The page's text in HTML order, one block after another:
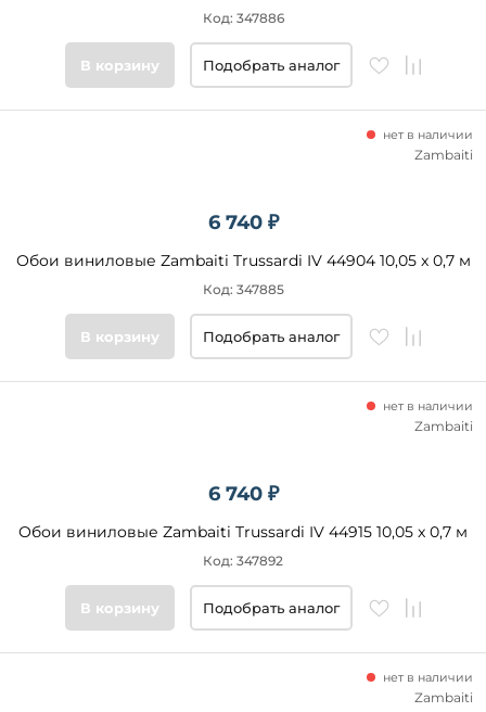
Код: 347886
В корзину Подобрать аналог
6 740 ₽
Обои виниловые Zambaiti Trussardi IV 44904 10,05 x 0,7 м
нет в наличии
Код: 347885
Zambaiti
В корзину Подобрать аналог
6 740 ₽
Обои виниловые Zambaiti Trussardi IV 44915 10,05 x 0,7 м
нет в наличии
Код: 347892
Zambaiti
В корзину Подобрать аналог
нет в наличии
Zambaiti